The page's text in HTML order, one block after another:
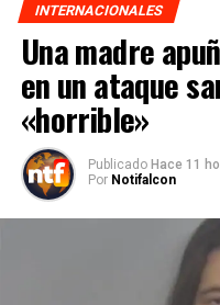
INTERNACIONALES
Una madre
en un ataque
«horrible»
Publicado Hace 11
Por Notifalcon